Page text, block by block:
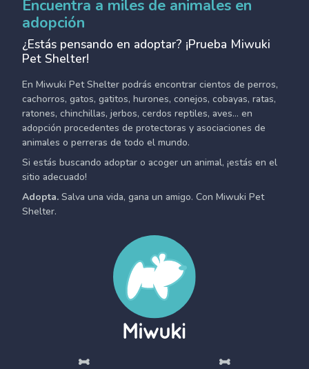
Encuentra a miles de animales en
adopción
¿Estás pensando en adoptar? ¡Prueba Miwuki
Pet Shelter!
En Miwuki Pet Shelter podrás encontrar cientos de perros,
cachorros, gatos, gatitos, hurones, conejos, cobayas, ratas,
ratones, chinchillas, jerbos, cerdos reptiles, aves... en
adopción procedentes de protectoras y asociaciones de
animales o perreras de todo el mundo.
Si estás buscando adoptar o acoger un animal, ¡estás en el
sitio adecuado!
Adopta. Salva una vida, gana un amigo. Con Miwuki Pet
Shelter.